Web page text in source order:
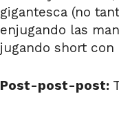
gigantesca (no
enjugando las
jugando short con
Post-post-post: